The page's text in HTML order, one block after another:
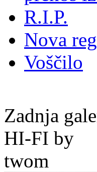
R.I.P.
Nova
Voščilo
Zadnja
HI-FI by
twom